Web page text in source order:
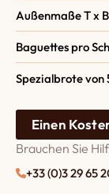
Außenmaße T x
Baguettes pro
Spezialbrote von
Einen
Brauchen Sie
+33 (0)3 29 65